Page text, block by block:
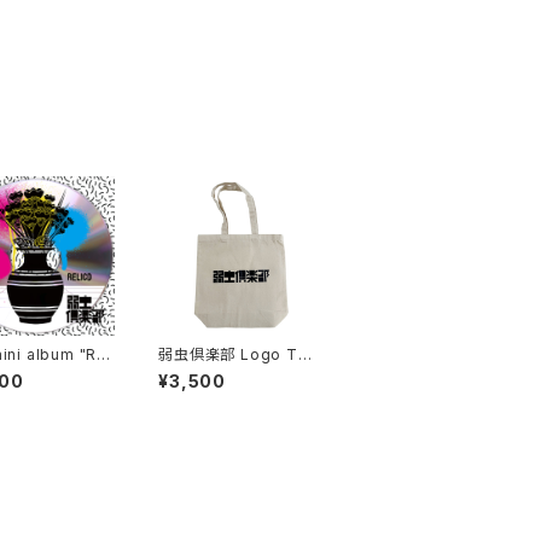
album "RE
弱虫倶楽部 Logo Tot
e Bag (M)
¥3,500